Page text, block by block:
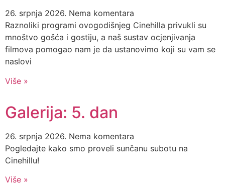
26. srpnja 2026. Nema komentara
Raznoliki programi ovogodišnjeg Cinehilla privukli su
mnoštvo gošća i gostiju, a naš sustav ocjenjivanja
filmova pomogao nam je da ustanovimo koji su vam se
naslovi
Više »
Galerija: 5. dan
26. srpnja 2026. Nema komentara
Pogledajte kako smo proveli sunčanu subotu na
Cinehillu!
Više »